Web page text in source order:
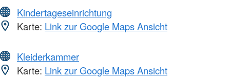
Kindertageseinrichtung
Karte: Link zur Google Maps Ansicht
Kleiderkammer
Karte: Link zur Google Maps Ansicht